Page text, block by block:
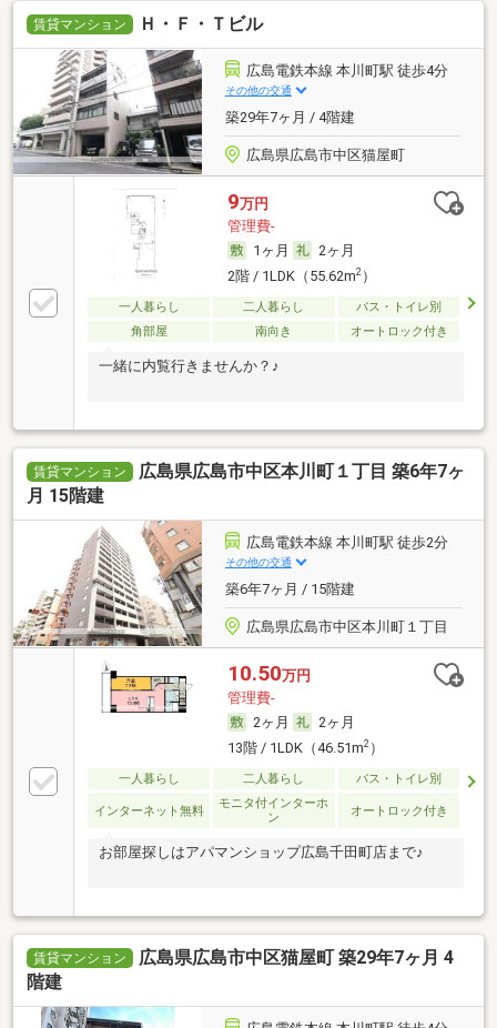
賃貸マンション Ｈ・Ｆ・Ｔビル
広島電鉄本線 本川町駅 徒歩4分
その他の交通
築29年7ヶ月 / 4階建
広島県広島市中区猫屋町
9万円
管理費-
1ヶ月
2ヶ月
2階 / 1LDK（55.62m2）
一人暮らし 二人暮らし
バス・トイレ別
角部屋
南向き オートロック付き
一緒に内覧行きませんか？♪
賃貸マンション
広島県広島市中区本川町１丁目 築6年7ヶ
月 15階建
広島電鉄本線 本川町駅 徒歩2分
その他の交通
築6年7ヶ月 / 15階建
広島県広島市中区本川町１丁目
10.50万円
管理費-
2ヶ月
2ヶ月
13階 / 1LDK（46.51m2）
一人暮らし 二人暮らし バス・トイレ別
インターネット無料
モニタ付インターホ
ン
オートロック付き
お部屋探しはアパマンショップ広島千田町店まで♪
賃貸マンション
広島県広島市中区猫屋町 築29年7ヶ月 4
階建